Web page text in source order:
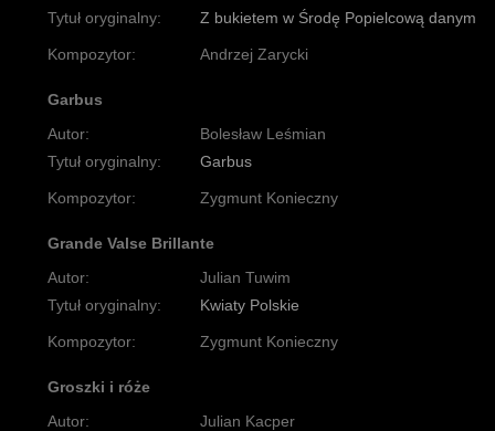
Tytuł oryginalny:
Z bukietem w Środę Popielcową danym
Kompozytor: Andrzej Zarycki
Garbus
Autor:
Bolesław Leśmian
Tytuł oryginalny:
Garbus
Kompozytor: Zygmunt Konieczny
Grande Valse Brillante
Autor:
Julian Tuwim
Tytuł oryginalny:
Kwiaty Polskie
Kompozytor: Zygmunt Konieczny
Groszki i róże
Autor:
Julian Kacper